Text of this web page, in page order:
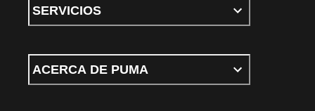
SERVICIOS
ACERCA DE PUMA